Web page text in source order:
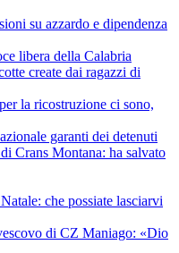
su azzardo e dipendenza
libera della Calabria
create dai ragazzi di
la ricostruzione ci sono,
garanti dei detenuti
Crans Montana: ha salvato
che possiate lasciarvi
di CZ Maniago: «Dio